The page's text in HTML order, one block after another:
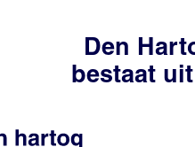
Den
bestaat uit